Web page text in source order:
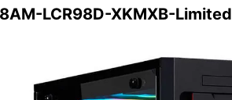
LCR98D-XKMXB-